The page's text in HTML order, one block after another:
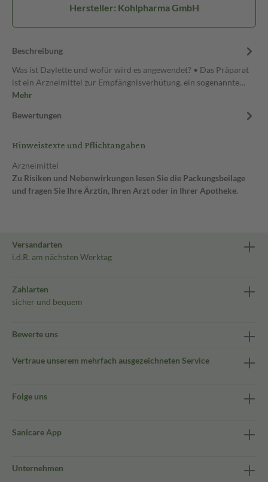
Hersteller: Kohlpharma GmbH
Beschreibung
Was ist Daylette und wofür wird es angewendet? • Das Präparat
ist ein Arzneimittel zur Empfängnisverhütung, ein sogenannte…
Mehr
Bewertungen
Hinweistexte und Pflichtangaben
Arzneimittel
Zu Risiken und Nebenwirkungen lesen Sie die Packungsbeilage
und fragen Sie Ihre Ärztin, Ihren Arzt oder in Ihrer Apotheke.
Versandarten
i.d.R. am nächsten Werktag
Zahlarten
sicher und bequem
Bewerte uns
Vertraue unserem mehrfach ausgezeichneten Service
Folge uns
Sanicare App
Unternehmen